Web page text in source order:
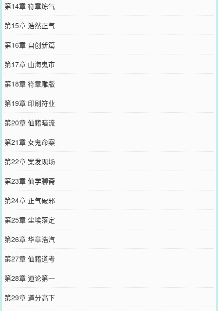
第14章 符章炼气
第15章 浩然正气
第16章 自创新篇
第17章 山海鬼市
第18章 符章雕版
第19章 印刷符业
第20章 仙籍暗流
第21章 女鬼命案
第22章 案发现场
第23章 仙学聊斋
第24章 正气破邪
第25章 尘埃落定
第26章 华章浩汽
第27章 仙籍道考
第28章 道论第一
第29章 道分高下